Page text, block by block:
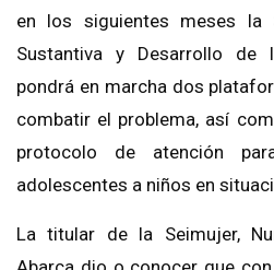
en los siguientes meses la
Sustantiva y Desarrollo de
pondrá en marcha dos
combatir el problema, así
protocolo de atención
adolescentes a niños en
La titular de la Seimujer,